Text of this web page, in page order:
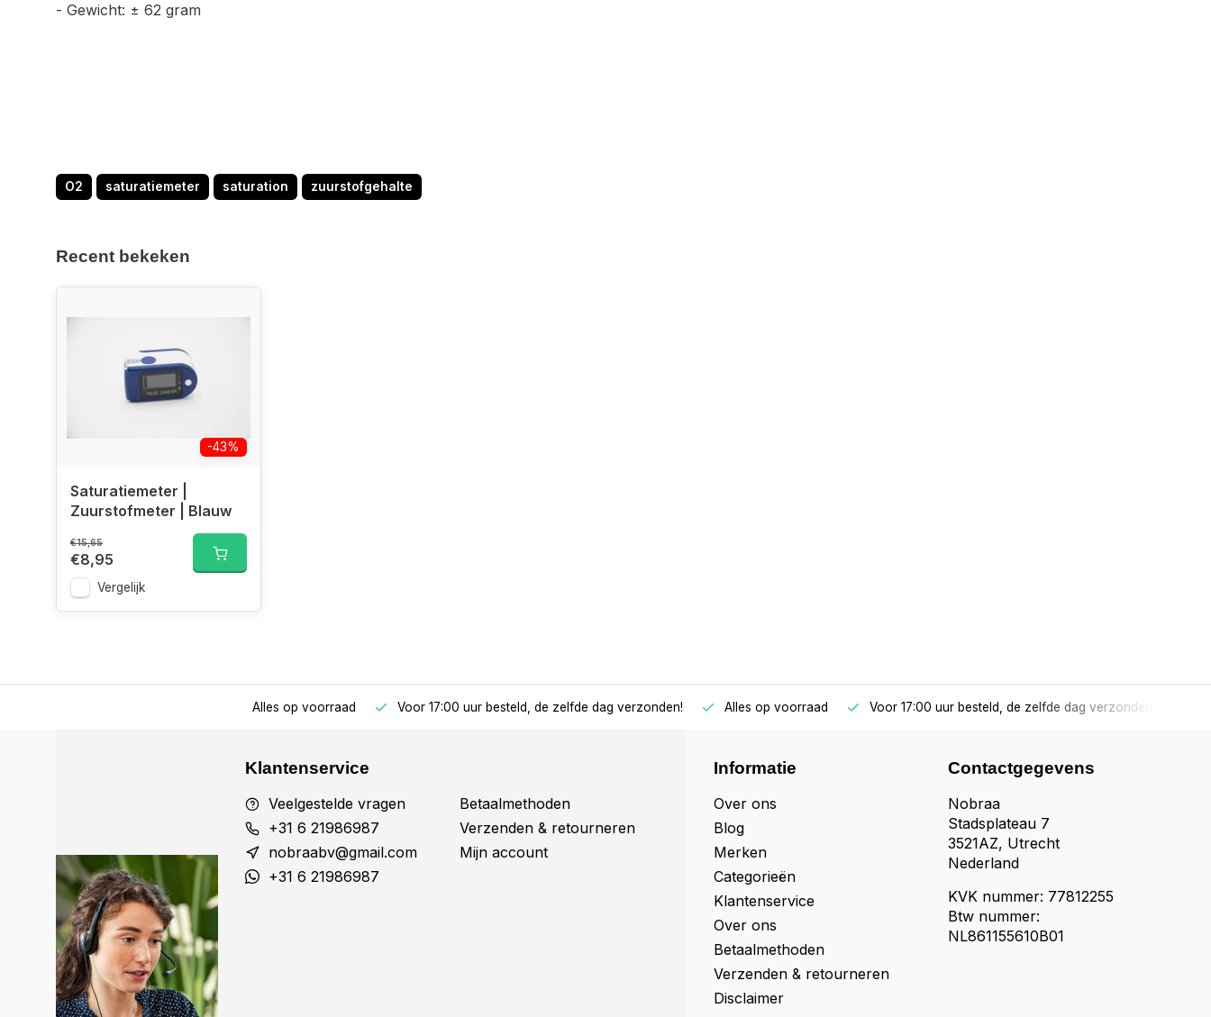
- Gewicht: ± 62 gram
O2 saturatiemeter saturation zuurstofgehalte
Recent bekeken
-43%
Saturatiemeter |
Zuurstofmeter | Blauw
€15,65
€8,95
Vergelijk
Alles op voorraad Voor 17:00 uur besteld, de zelfde dag verzonden! Alles op voorraad Voor 17:00 uur besteld, de zelfde dag verzonden!
Klantenservice
Veelgestelde vragen
+31 6 21986987
nobraabv@gmail.com
+31 6 21986987
Betaalmethoden
Verzenden & retourneren
Mijn account
Informatie
Over ons
Blog
Merken
Categorieën
Klantenservice
Over ons
Betaalmethoden
Verzenden & retourneren
Disclaimer
Contactgegevens
Nobraa
Stadsplateau 7
3521AZ, Utrecht
Nederland
KVK nummer: 77812255
Btw nummer:
NL861155610B01